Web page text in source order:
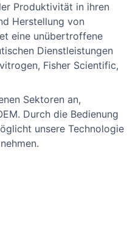
Produktivität in ihren
Herstellung von
eine unübertroffene
Dienstleistungen
Fisher Scientific,
Sektoren an,
Durch die Bedienung
unsere Technologie